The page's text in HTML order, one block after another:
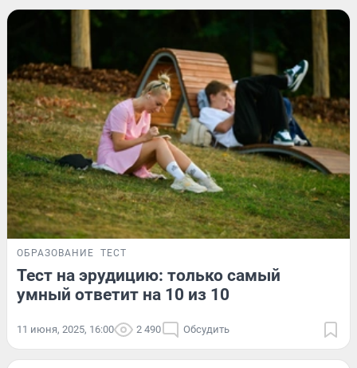
ОБРАЗОВАНИЕ ТЕСТ
Тест на эрудицию: только самый
умный ответит на 10 из 10
11 июня, 2025, 16:00 2 490 Обсудить